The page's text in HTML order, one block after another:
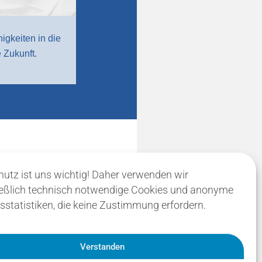
ist uns wichtig! Daher verwenden wir
technisch notwendige Cookies und anonyme
die keine Zustimmung erfordern.
Verstanden
in die
Zukunft.